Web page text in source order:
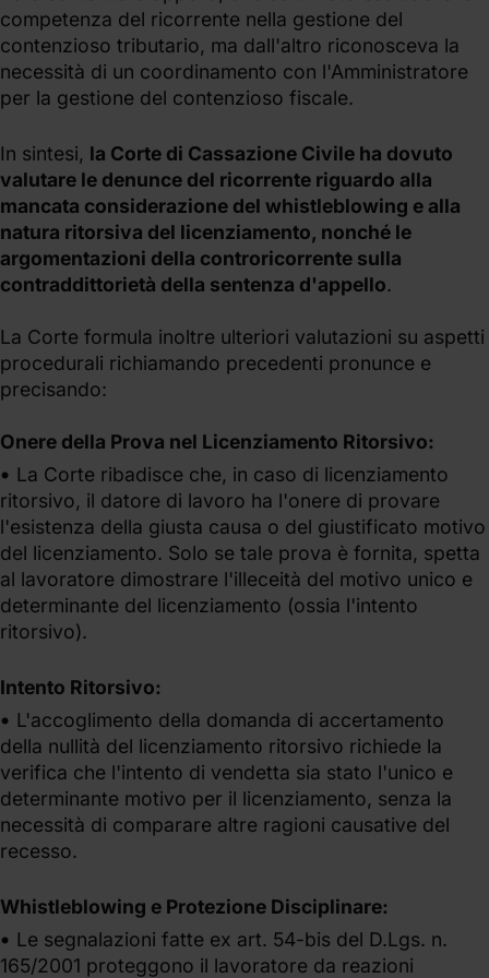
competenza del ricorrente nella gestione del
contenzioso tributario, ma dall'altro riconosceva la
necessità di un coordinamento con l'Amministratore
per la gestione del contenzioso fiscale.
In sintesi, la Corte di Cassazione Civile ha dovuto
valutare le denunce del ricorrente riguardo alla
mancata considerazione del whistleblowing e alla
natura ritorsiva del licenziamento, nonché le
argomentazioni della controricorrente sulla
contraddittorietà della sentenza d'appello.
La Corte formula inoltre ulteriori valutazioni su aspetti
procedurali richiamando precedenti pronunce e
precisando:
Onere della Prova nel Licenziamento Ritorsivo:
La Corte ribadisce che, in caso di licenziamento
ritorsivo, il datore di lavoro ha l'onere di provare
l'esistenza della giusta causa o del giustificato motivo
del licenziamento. Solo se tale prova è fornita, spetta
al lavoratore dimostrare l'illeceità del motivo unico e
determinante del licenziamento (ossia l'intento
ritorsivo).
Intento Ritorsivo:
L'accoglimento della domanda di accertamento
della nullità del licenziamento ritorsivo richiede la
verifica che l'intento di vendetta sia stato l'unico e
determinante motivo per il licenziamento, senza la
necessità di comparare altre ragioni causative del
recesso.
Whistleblowing e Protezione Disciplinare:
Le segnalazioni fatte ex art. 54-bis del D.Lgs. n.
165/2001 proteggono il lavoratore da reazioni